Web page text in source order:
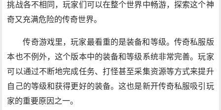
挑战各不相同，玩家们可以在整个世界中畅游，探索这个神
奇又充满危险的传奇世界。
传奇游戏里，玩家最看重的是装备和等级。传奇私服版
本也不例外，这个版本中的装备和等级系统非常完善。玩家
可以通过不断地完成任务、打怪甚至采集资源等方式来提升
自己的等级和获得更好的装备。这也是新开传奇私服吸引玩
家的重要原因之一。